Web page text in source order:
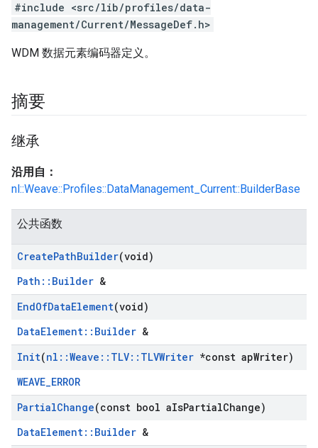
#include <src/lib/profiles/data-
management/Current/MessageDef.h>
WDM 数据元素编码器定义。
摘要
继承
沿用自：
nl::Weave::Profiles::DataManagement_Current::BuilderBase
公共函数
CreatePathBuilder(void)
Path::Builder &
EndOfDataElement(void)
DataElement::Builder &
Init(nl ::Weave :: TLV:: TLVWriter *const apWriter)
WEAVE_ERROR
PartialChange(const bool aIsPartialChange)
DataElement::Builder &